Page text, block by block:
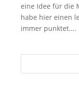
eine Idee für die
habe hier einen
immer punktet....